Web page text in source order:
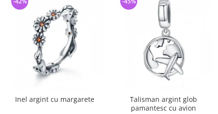
Inel argint cu margarete
Talisman argint glob
pamantesc cu avion